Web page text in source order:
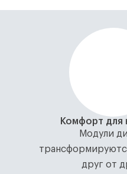
Комфорт для
Модули
друг от